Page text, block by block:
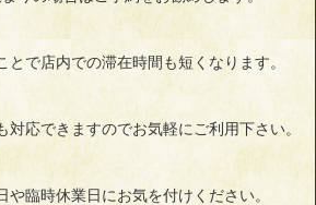
とで店内での滞在時間も短くなります。
対応できますのでお気軽にご利用下さい。
や臨時休業日にお気を付けください。